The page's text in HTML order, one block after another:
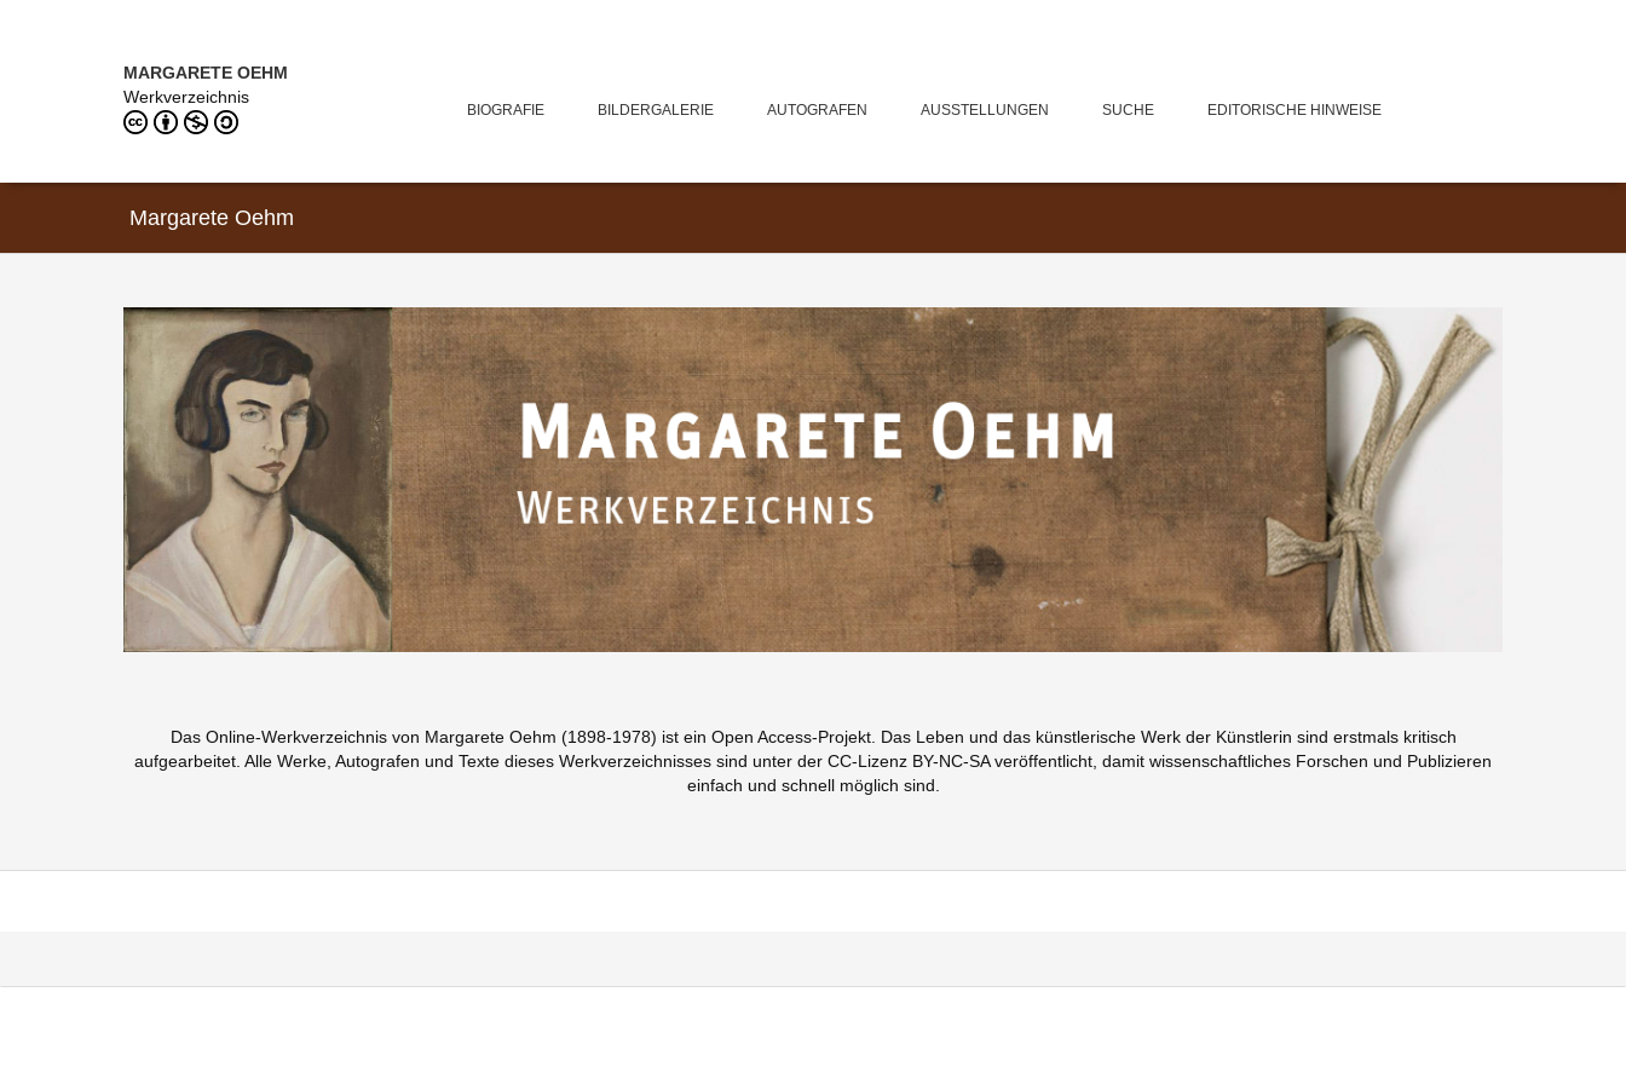
MARGARETE OEHM
Werkverzeichnis
BIOGRAFIE BILDERGALERIE AUTOGRAFEN AUSSTELLUNGEN SUCHE EDITORISCHE HINWEISE
Margarete Oehm
Das Online-Werkverzeichnis von Margarete Oehm (1898-1978) ist ein Open Access-Projekt. Das Leben und das künstlerische Werk der Künstlerin sind erstmals kritisch
aufgearbeitet. Alle Werke, Autografen und Texte dieses Werkverzeichnisses sind unter der CC-Lizenz BY-NC-SA veröffentlicht, damit wissenschaftliches Forschen und Publizieren
einfach und schnell möglich sind.